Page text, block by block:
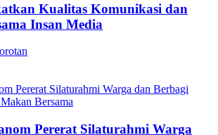
Kualitas Komunikasi dan
Insan Media
Pererat Silaturahmi Warga